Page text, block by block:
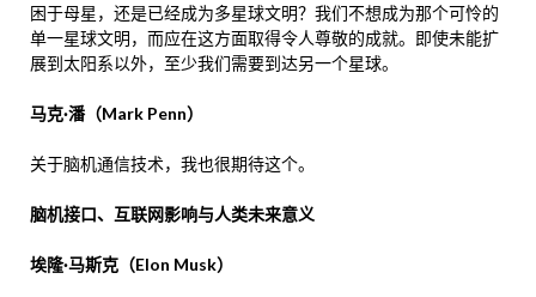
困于母星，还是已经成为多星球文明？我们不想成为那个可怜的
单一星球文明，而应在这方面取得令人尊敬的成就。即使未能扩
展到太阳系以外，至少我们需要到达另一个星球。
马克·潘（Mark Penn）
关于脑机通信技术，我也很期待这个。
脑机接口、互联网影响与人类未来意义
埃隆·马斯克（Elon Musk）